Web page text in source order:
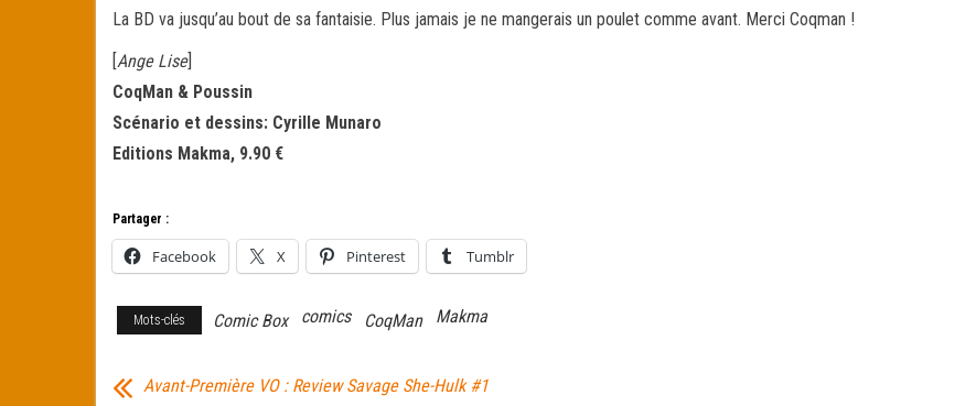
La BD va jusqu’au bout de sa fantaisie. Plus jamais je ne mangerais un poulet comme avant. Merci Coqman !
[Ange Lise]
CoqMan & Poussin
Scénario et dessins: Cyrille Munaro
Editions Makma, 9.90 €
Partager :
Facebook X Pinterest Tumblr
Mots-clés Comic Box comics CoqMan Makma
Avant-Première VO : Review Savage She-Hulk #1